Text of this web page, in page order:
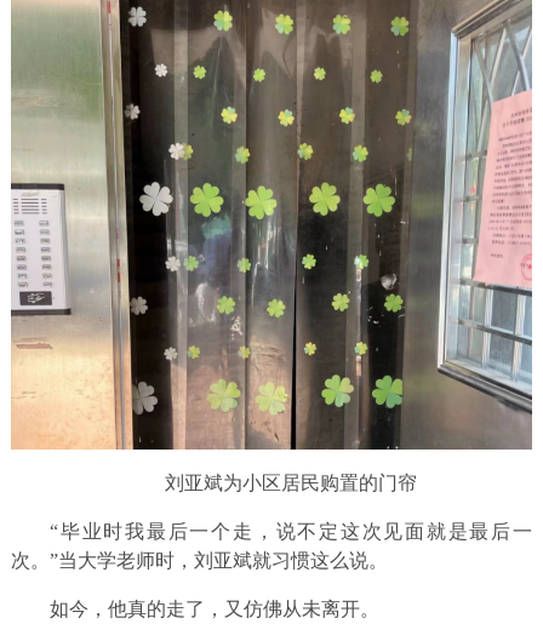
刘亚斌为小区居民购置的门帘
“毕业时我最后一个走，说不定这次见面就是最后一
次。”当大学老师时，刘亚斌就习惯这么说。
如今，他真的走了，又仿佛从未离开。